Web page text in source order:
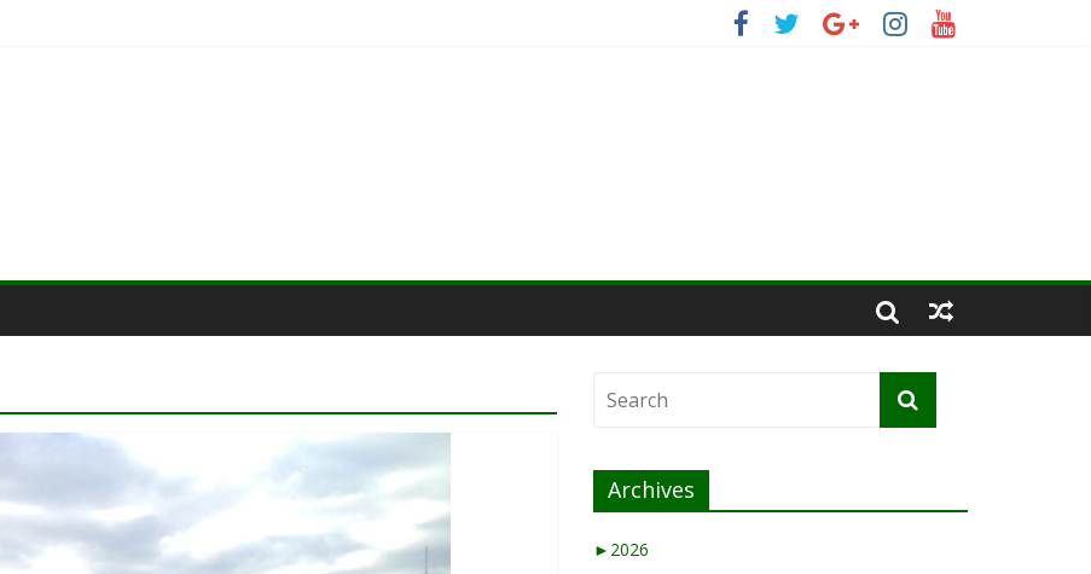
Archives
► 2026